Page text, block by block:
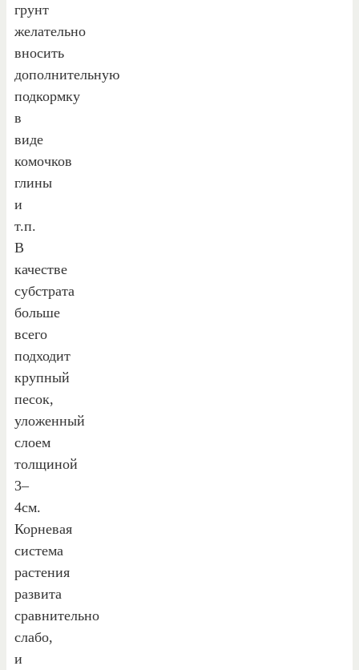
грунт
желательно
вносить
дополнительную
подкормку
в
виде
комочков
глины
и
т.п.
В
качестве
субстрата
больше
всего
подходит
крупный
песок,
уложенный
слоем
толщиной
3–
4см.
Корневая
система
растения
развита
сравнительно
слабо,
и